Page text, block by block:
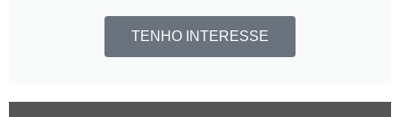
TENHO INTERESSE